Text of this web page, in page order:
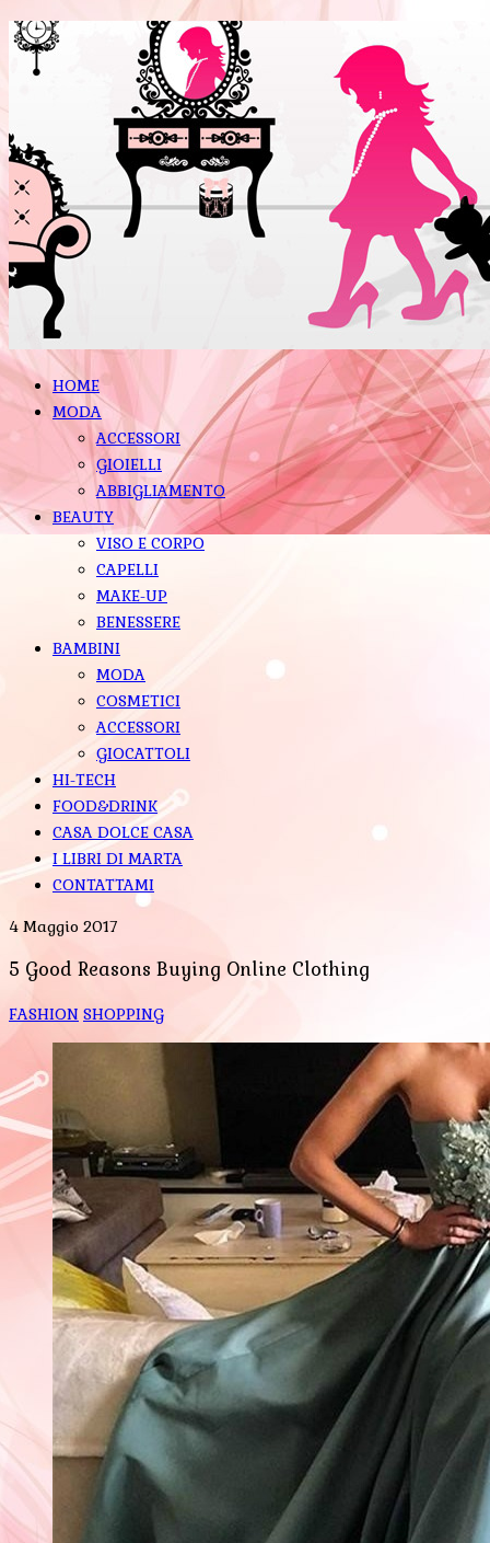
HOME
MODA
ACCESSORI
GIOIELLI
ABBIGLIAMENTO
BEAUTY
VISO E CORPO
CAPELLI
MAKE-UP
BENESSERE
BAMBINI
MODA
COSMETICI
ACCESSORI
GIOCATTOLI
HI-TECH
FOOD&DRINK
CASA DOLCE CASA
I LIBRI DI MARTA
CONTATTAMI
4 Maggio 2017
5 Good Reasons Buying Online Clothing
FASHION SHOPPING